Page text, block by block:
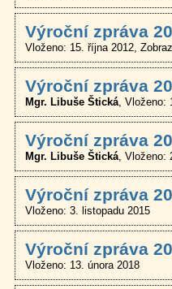
Výroční zpráva
Vloženo: 15. října 2012
Výroční zpráva
Mgr. Libuše Štická Vloženo:
Výroční zpráva
Mgr. Libuše Štická Vloženo:
Výroční zpráva
Vloženo: 3. listopadu 2015
Výroční zpráva
Vloženo: 13. února 2018